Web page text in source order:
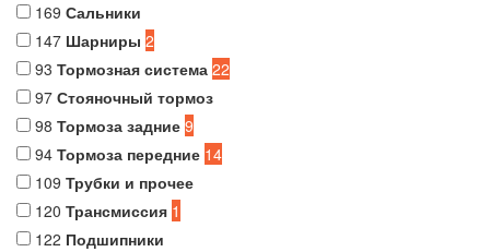
169 Сальники
147 Шарниры 2
93 Тормозная система 22
97 Стояночный тормоз
98 Тормоза задние 9
94 Тормоза передние 14
109 Трубки и прочее
120 Трансмиссия 1
122 Подшипники